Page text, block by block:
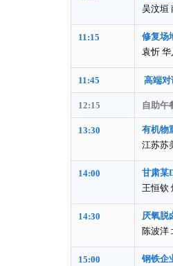
吴汶垣
11:15
修复场
袁忻
11:45 高端对
12:15 自助午
13:30
有机物
江苏苏
14:00
甘肃某
王恒钦
14:30
厌氧脱
陈波洋
15:00
钢铁企